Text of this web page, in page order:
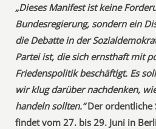
„Dieses Manifest ist keine
Bundesregierung, sondern ein
die Debatte in der
Partei ist, die sich ernsthaft mit
Friedenspolitik beschäftigt. Es
wir klug darüber nachdenken,
handeln sollten.“Der ordentliche
findet vom 27. bis 29. Juni in